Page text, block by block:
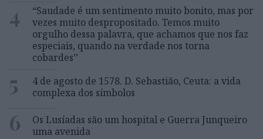
4
“Saudade é um sentimento muito bonito, mas por
vezes muito despropositado. Temos muito
orgulho dessa palavra, que achamos que nos faz
especiais, quando na verdade nos torna
cobardes’’
5
4 de agosto de 1578. D. Sebastião, Ceuta: a vida
complexa dos símbolos
6
Os Lusíadas são um hospital e Guerra Junqueiro
uma avenida